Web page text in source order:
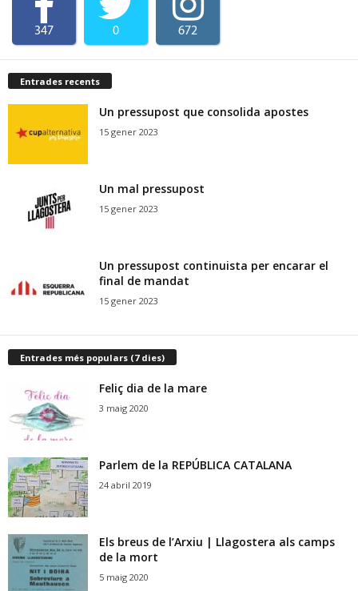
347 0 672
Entrades recents
Un pressupost que consolida apostes
15 gener 2023
Un mal pressupost
15 gener 2023
Un pressupost continuista per encarar el
final de mandat
15 gener 2023
Entrades més populars (7 dies)
Feliç dia de la mare
3 maig 2020
Parlem de la REPÚBLICA CATALANA
24 abril 2019
Els breus de l’Arxiu | Llagostera als camps
de la mort
5 maig 2020